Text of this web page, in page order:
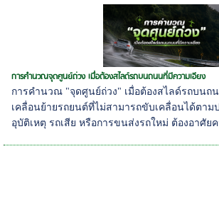
การคำนวณจุดศูนย์ถ่วง เมื่อต้องสไลด์รถบนถนนที่มีความเอียง
การคำนวณ "จุดศูนย์ถ่วง" เมื่อต้องสไลด์รถบนถ
เคลื่อนย้ายรถยนต์ที่ไม่สามารถขับเคลื่อนได้ตาม
อุบัติเหตุ รถเสีย หรือการขนส่งรถใหม่ ต้องอาศัยค